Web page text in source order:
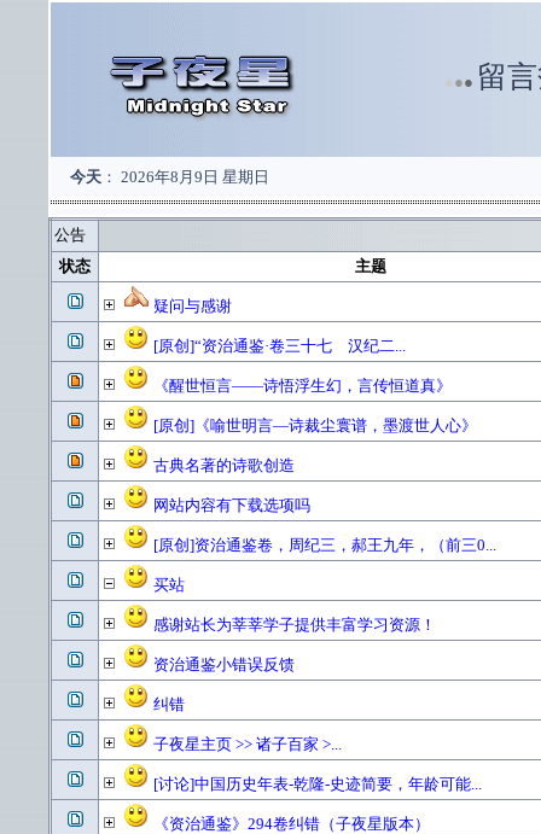
● ●● 留
今天 ： 2026年8月9日 星期日
公告
状态
主题
疑问与感谢
[原创]“资治通鉴·卷三十七 汉纪二...
《醒世恒言——诗悟浮生幻，言传恒道真》
[原创]《喻世明言—诗裁尘寰谱，墨渡世人心》
古典名著的诗歌创造
网站内容有下载选项吗
[原创]资治通鉴卷，周纪三，郝王九年，（前三0...
买站
感谢站长为莘莘学子提供丰富学习资源！
资治通鉴小错误反馈
纠错
子夜星主页 >> 诸子百家 >...
[讨论]中国历史年表-乾隆-史迹简要，年龄可能...
《资治通鉴》294卷纠错（子夜星版本）